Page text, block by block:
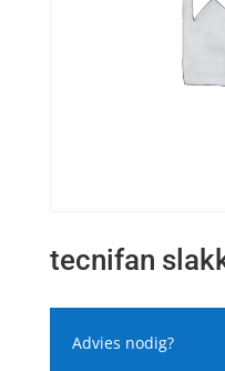
tecnifan
Advies nodig?